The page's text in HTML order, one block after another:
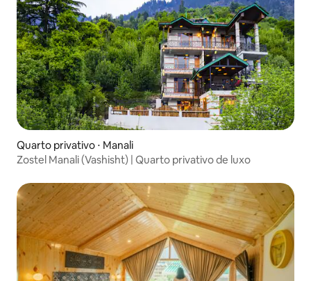
Quarto privativo ⋅ Manali
Zostel Manali (Vashisht) | Quarto privativo de luxo